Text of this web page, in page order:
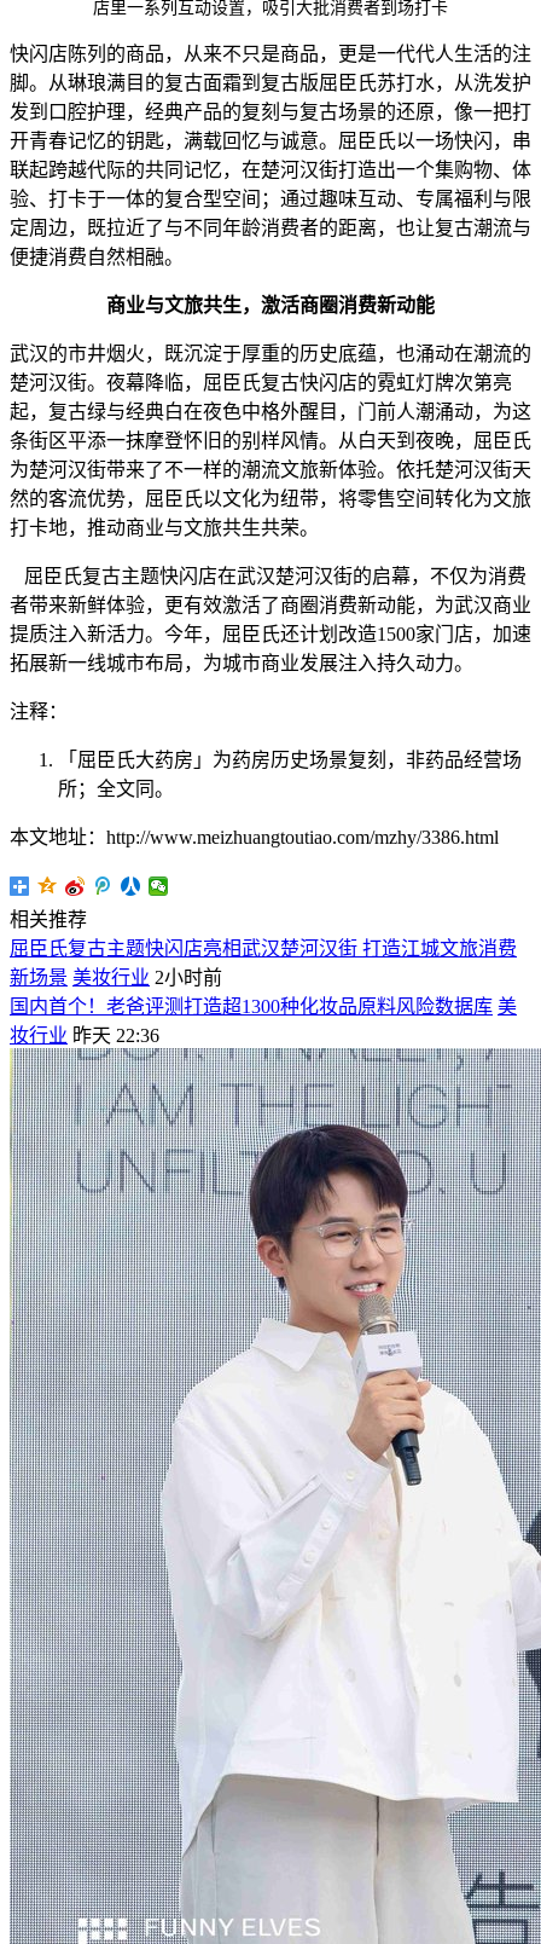
店里一系列互动设置，吸引大批消费者到场打卡
快闪店陈列的商品，从来不只是商品，更是一代代人生活的注
脚。从琳琅满目的复古面霜到复古版屈臣氏苏打水，从洗发护
发到口腔护理，经典产品的复刻与复古场景的还原，像一把打
开青春记忆的钥匙，满载回忆与诚意。屈臣氏以一场快闪，串
联起跨越代际的共同记忆，在楚河汉街打造出一个集购物、体
验、打卡于一体的复合型空间；通过趣味互动、专属福利与限
定周边，既拉近了与不同年龄消费者的距离，也让复古潮流与
便捷消费自然相融。
商业与文旅共生， 激活商圈消费新动能
武汉的市井烟火，既沉淀于厚重的历史底蕴，也涌动在潮流的
楚河汉街。夜幕降临，屈臣氏复古快闪店的霓虹灯牌次第亮
起，复古绿与经典白在夜色中格外醒目，门前人潮涌动，为这
条街区平添一抹摩登怀旧的别样风情。从白天到夜晚，屈臣氏
为楚河汉街带来了不一样的潮流文旅新体验。依托楚河汉街天
然的客流优势，屈臣氏以文化为纽带，将零售空间转化为文旅
打卡地，推动商业与文旅共生共荣。
屈臣氏复古主题快闪店在武汉楚河汉街的启幕，不仅为消费
者带来新鲜体验，更有效激活了商圈消费新动能，为武汉商业
提质注入新活力。今年，屈臣氏还计划改造1500家门店，加速
拓展新一线城市布局，为城市商业发展注入持久动力。
注释：
「屈臣氏大药房」为药房历史场景复刻，非药品经营场
所；全文同。
本文地址：http://www.meizhuangtoutiao.com/mzhy/3386.html
相关推荐
屈臣氏复古主题快闪店亮相武汉楚河汉街 打造江城文旅消费
新场景 美妆行业 2小时前
国内首个！老爸评测打造超1300种化妆品原料风险数据库 美
妆行业 昨天 22:36